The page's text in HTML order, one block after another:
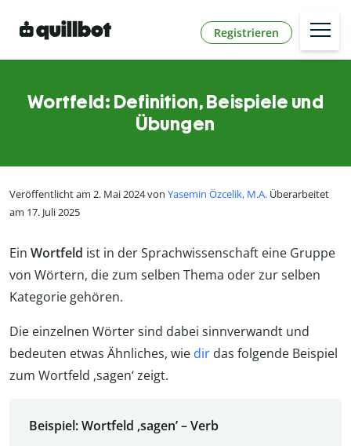
Registrieren
Wortfeld: Definition, Beispiele und
Übungen
Veröffentlicht am 2. Mai 2024 von Yasemin Özcelik, M.A. Überarbeitet
am 17. Juli 2025
Ein Wortfeld ist in der Sprachwissenschaft eine Gruppe
von Wörtern, die zum selben Thema oder zur selben
Kategorie gehören.
Die einzelnen Wörter sind dabei sinnverwandt und
bedeuten etwas Ähnliches, wie dir das folgende Beispiel
zum Wortfeld ‚sagen‘ zeigt.
Beispiel: Wortfeld ‚sagen’ – Verb